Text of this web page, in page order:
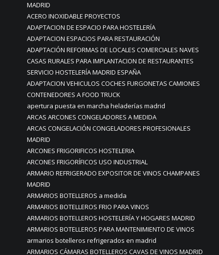
MADRID
ACERO INOXIDABLE PROYECTOS
ADAPTACION DE ESPACIO PARA HOSTELERÍA
ADAPTACION ESPACIOS PARA RESTAURACIÓN
ADAPTACIÓN REFORMAS DE LOCALES COMERCIALES NAVES
CASAS RURALES PARA IMPLANTACION DE RESTAURANTES
SERVICIO HOSTELERÍA MADRID ESPAÑA
ADAPTACION VEHICULOS COCHES FURGONETAS CAMIONES
CONTENEDORES A FOOD TRUCK
apertura puesta en marcha heladerías madrid
ARCAS ARCONES CONGELADORES A MEDIDA
ARCAS CONGELACIÓN CONGELADORES PROFESIONALES
MADRID
ARCONES FRIGORIFICOS HOSTELERIA
ARCONES FRIGORÍFICOS USO INDUSTRIAL
ARMARIO REFRIGERADO EXPOSITOR DE VINOS CHAMPANES
MADRID
ARMARIOS BOTELLEROS a medida
ARMARIOS BOTELLEROS FRIO PARA VINOS
ARMARIOS BOTELLEROS HOSTELERÍA Y HOGARES MADRID
ARMARIOS BOTELLEROS PARA MANTENIMIENTO DE VINOS
armarios botelleros refrigerados en madrid
ARMARIOS CÁMARAS BOTELLEROS CAVAS DE VINOS MADRID